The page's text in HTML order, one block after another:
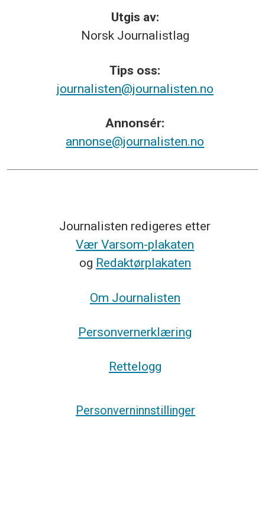
Utgis av:
Norsk Journalistlag
Tips oss:
journalisten@journalisten.no
Annonsér:
annonse@journalisten.no
Journalisten redigeres etter
Vær Varsom-plakaten
og Redaktørplakaten
Om Journalisten
Personvernerklæring
Rettelogg
Personverninnstillinger